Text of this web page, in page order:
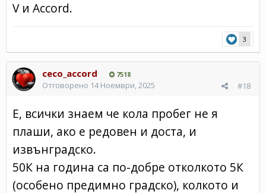
V и Accord.
3
ceco_accord 7518
#18
Отговорено 14 Ноември, 2025
Е, всички знаем че кола пробег не я
плаши, ако е редовен и доста, и
извънградско.
50К на година са по-добре отколкото 5К
(особено предимно градско), колкото и